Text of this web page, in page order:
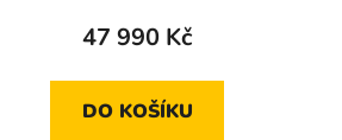
47 990 Kč
DO KOŠÍKU